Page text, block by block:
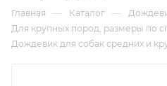
Главная — Каталог —
Для крупных пород, размеры по
Дождевик для собак средних и